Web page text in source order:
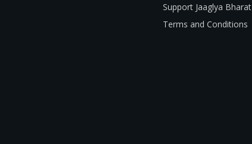
Support Jaaglya Bharat
Terms and Conditions